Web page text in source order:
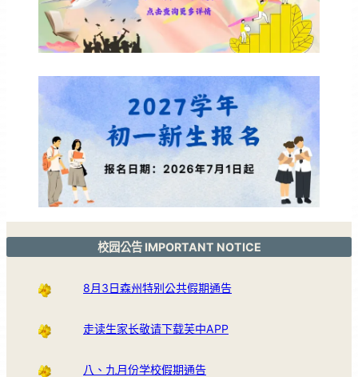
校园公告 IMPORTANT NOTICE
8月3日森州特别公共假期通告
走读生家长敬请下载芙中APP
八、九月份学校假期通告